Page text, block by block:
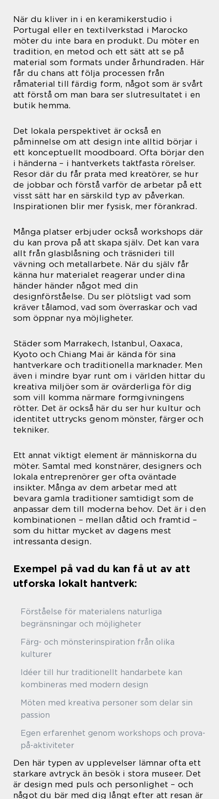
När du kliver in i en keramikerstudio i
Portugal eller en textilverkstad i Marocko
möter du inte bara en produkt. Du möter en
tradition, en metod och ett sätt att se på
material som formats under århundraden. Här
får du chans att följa processen från
råmaterial till färdig form, något som är svårt
att förstå om man bara ser slutresultatet i en
butik hemma.
Det lokala perspektivet är också en
påminnelse om att design inte alltid börjar i
ett konceptuellt moodboard. Ofta börjar den
i händerna – i hantverkets taktfasta rörelser.
Resor där du får prata med kreatörer, se hur
de jobbar och förstå varför de arbetar på ett
visst sätt har en särskild typ av påverkan.
Inspirationen blir mer fysisk, mer förankrad.
Många platser erbjuder också workshops där
du kan prova på att skapa själv. Det kan vara
allt från glasblåsning och träsnideri till
vävning och metallarbete. När du själv får
känna hur materialet reagerar under dina
händer händer något med din
designförståelse. Du ser plötsligt vad som
kräver tålamod, vad som överraskar och vad
som öppnar nya möjligheter.
Städer som Marrakech, Istanbul, Oaxaca,
Kyoto och Chiang Mai är kända för sina
hantverkare och traditionella marknader. Men
även i mindre byar runt om i världen hittar du
kreativa miljöer som är ovärderliga för dig
som vill komma närmare formgivningens
rötter. Det är också här du ser hur kultur och
identitet uttrycks genom mönster, färger och
tekniker.
Ett annat viktigt element är människorna du
möter. Samtal med konstnärer, designers och
lokala entreprenörer ger ofta oväntade
insikter. Många av dem arbetar med att
bevara gamla traditioner samtidigt som de
anpassar dem till moderna behov. Det är i den
kombinationen – mellan dåtid och framtid –
som du hittar mycket av dagens mest
intressanta design.
Exempel på vad du kan få ut av att
utforska lokalt hantverk:
Förståelse för materialens naturliga
begränsningar och möjligheter
Färg- och mönsterinspiration från olika
kulturer
Idéer till hur traditionellt handarbete kan
kombineras med modern design
Möten med kreativa personer som delar sin
passion
Egen erfarenhet genom workshops och prova-
på-aktiviteter
Den här typen av upplevelser lämnar ofta ett
starkare avtryck än besök i stora museer. Det
är design med puls och personlighet – och
något du bär med dig långt efter att resan är